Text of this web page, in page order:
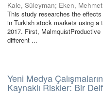
Kale, Süleyman; Eken,
This study researches the
in Turkish stock markets using a
2017. First,
different ...
Yeni Medya
Kaynaklı Riskler: Bir